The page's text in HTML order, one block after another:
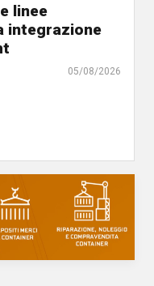
linee
integrazione
05/08/2026